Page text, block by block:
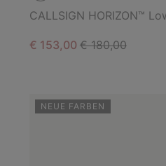
CALLSIGN HORIZON™
Sale price:
€ 153,00 Regular price:
€ 180,00
NEUE FARBEN